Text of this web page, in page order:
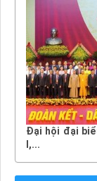
Đại hội đại
I,...